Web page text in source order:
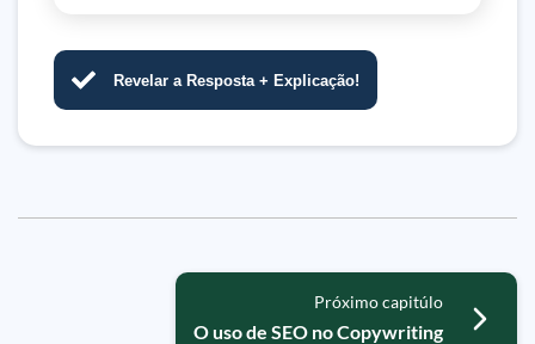
Revelar a Resposta + Explicação!
Próximo capitúlo
O uso de SEO no Copywriting